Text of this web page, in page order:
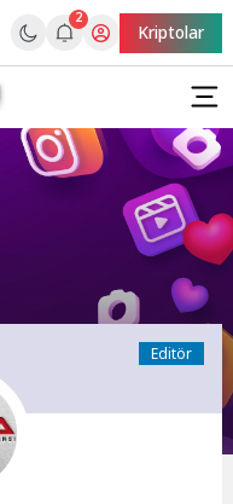
2
Kriptolar
Editör